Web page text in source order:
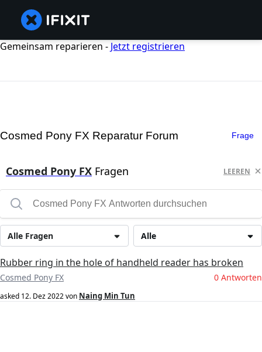
Gemeinsam reparieren - Jetzt registrieren
Cosmed Pony FX Reparatur Forum Frage
Cosmed Pony FX Fragen LEEREN
Alle
Alle Fragen
Rubber ring in the hole of handheld reader has broken
Cosmed Pony FX 0 Antworten
asked 12. Dez 2022von Naing Min Tun